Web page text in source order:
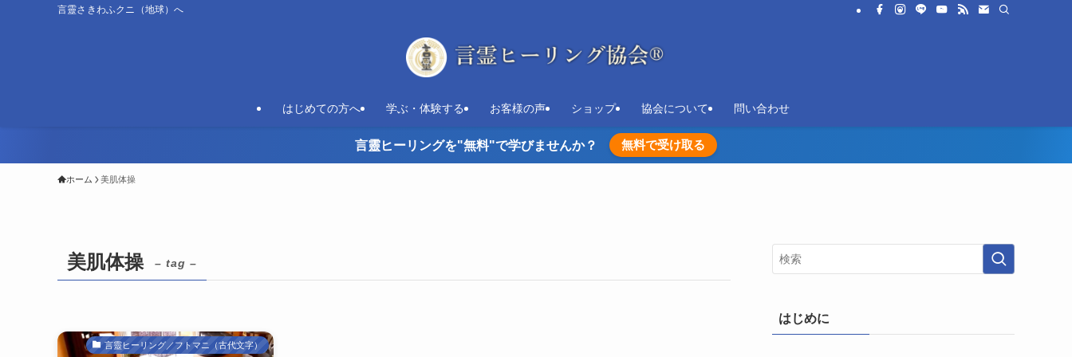
言靈さきわふクニ（地球）へ
はじめての方へ 学ぶ・体験する お客様の声 ショップ 協会について 問い合わせ
言靈ヒーリングを"無料"で学びませんか？ 無料で受け取る
ホーム 美肌体操
美肌体操 – tag –
言靈ヒーリング／フトマニ（古代文字）
はじめに